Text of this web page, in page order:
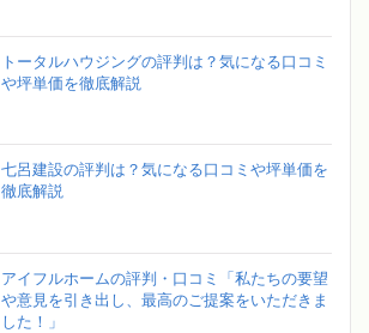
トータルハウジングの評判は？気になる口コミ
や坪単価を徹底解説
七呂建設の評判は？気になる口コミや坪単価を
徹底解説
アイフルホームの評判・口コミ「私たちの要望
や意見を引き出し、最高のご提案をいただきま
した！」